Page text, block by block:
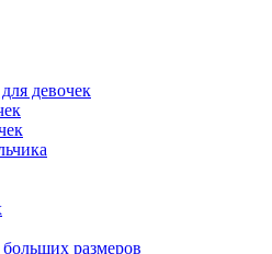
девочек
размеров